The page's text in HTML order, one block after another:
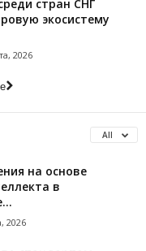
стран СНГ
экосистему
2026
All
на основе
в
2026